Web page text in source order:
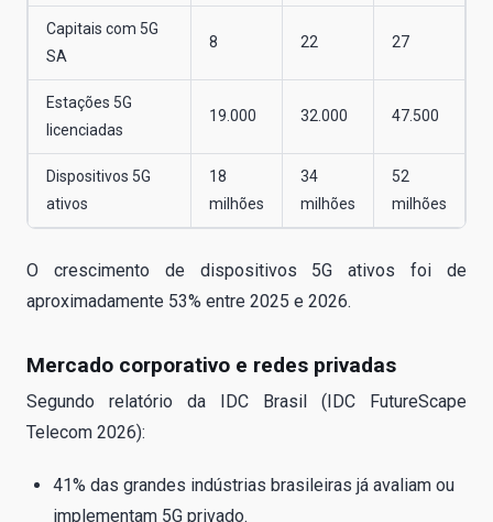
Capitais com 5G
SA
8 22 27
Estações 5G
licenciadas
19.000 32.000 47.500
Dispositivos 5G
ativos
18
milhões
34
milhões
52
milhões
O crescimento de dispositivos 5G ativos foi de
aproximadamente 53% entre 2025 e 2026.
Mercado corporativo e redes privadas
Segundo relatório da IDC Brasil (IDC FutureScape
Telecom 2026):
41% das grandes indústrias brasileiras já avaliam ou
implementam 5G privado.